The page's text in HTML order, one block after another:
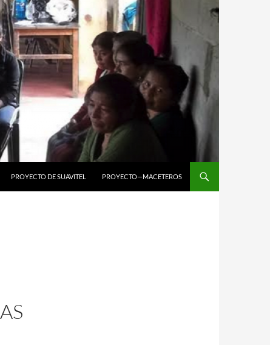
PROYECTO DE SUAVITEL PROYECTO—MACETEROS